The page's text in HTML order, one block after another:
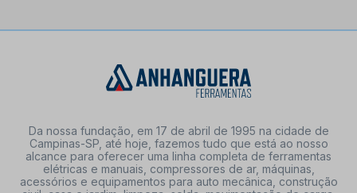
Da nossa fundação, em 17 de abril de 1995 na cidade de
Campinas-SP, até hoje, fazemos tudo que está ao nosso
alcance para oferecer uma linha completa de ferramentas
elétricas e manuais, compressores de ar, máquinas,
acessórios e equipamentos para auto mecânica, construção